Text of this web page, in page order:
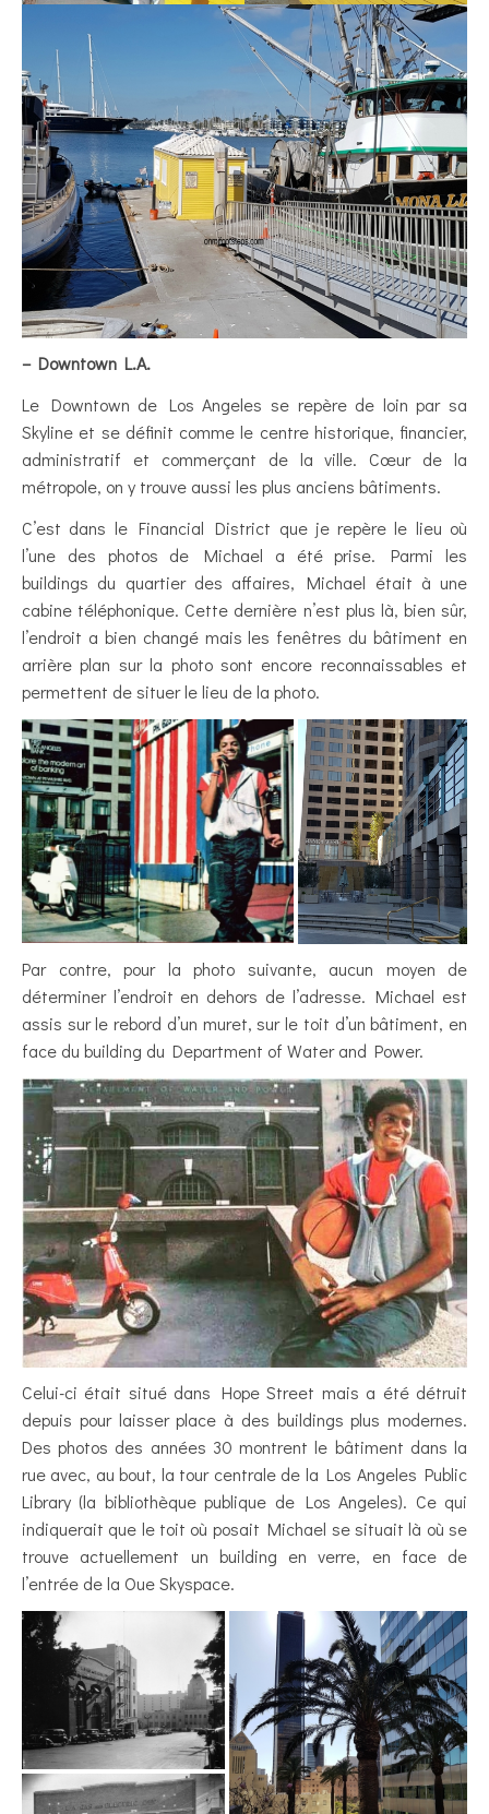
– Downtown L.A.
Le Downtown de Los Angeles se repère de loin par sa
Skyline et se définit comme le centre historique, financier,
administratif et commerçant de la ville. Cœur de la
métropole, on y trouve aussi les plus anciens bâtiments.
C’est dans le Financial District que je repère le lieu où
l’une des photos de Michael a été prise. Parmi les
buildings du quartier des affaires, Michael était à une
cabine téléphonique. Cette dernière n’est plus là, bien sûr,
l’endroit a bien changé mais les fenêtres du bâtiment en
arrière plan sur la photo sont encore reconnaissables et
permettent de situer le lieu de la photo.
Par contre, pour la photo suivante, aucun moyen de
déterminer l’endroit en dehors de l’adresse. Michael est
assis sur le rebord d’un muret, sur le toit d’un bâtiment, en
face du building du Department of Water and Power.
Celui-ci était situé dans Hope Street mais a été détruit
depuis pour laisser place à des buildings plus modernes.
Des photos des années 30 montrent le bâtiment dans la
rue avec, au bout, la tour centrale de la Los Angeles Public
Library (la bibliothèque publique de Los Angeles). Ce qui
indiquerait que le toit où posait Michael se situait là où se
trouve actuellement un building en verre, en face de
l’entrée de la Oue Skyspace.